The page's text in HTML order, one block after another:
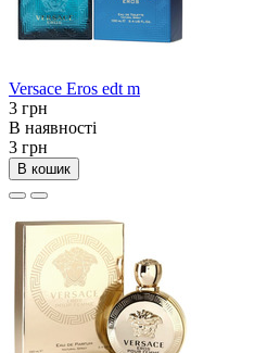
Versace Eros edt m
3 грн
В наявності
3 грн
В кошик